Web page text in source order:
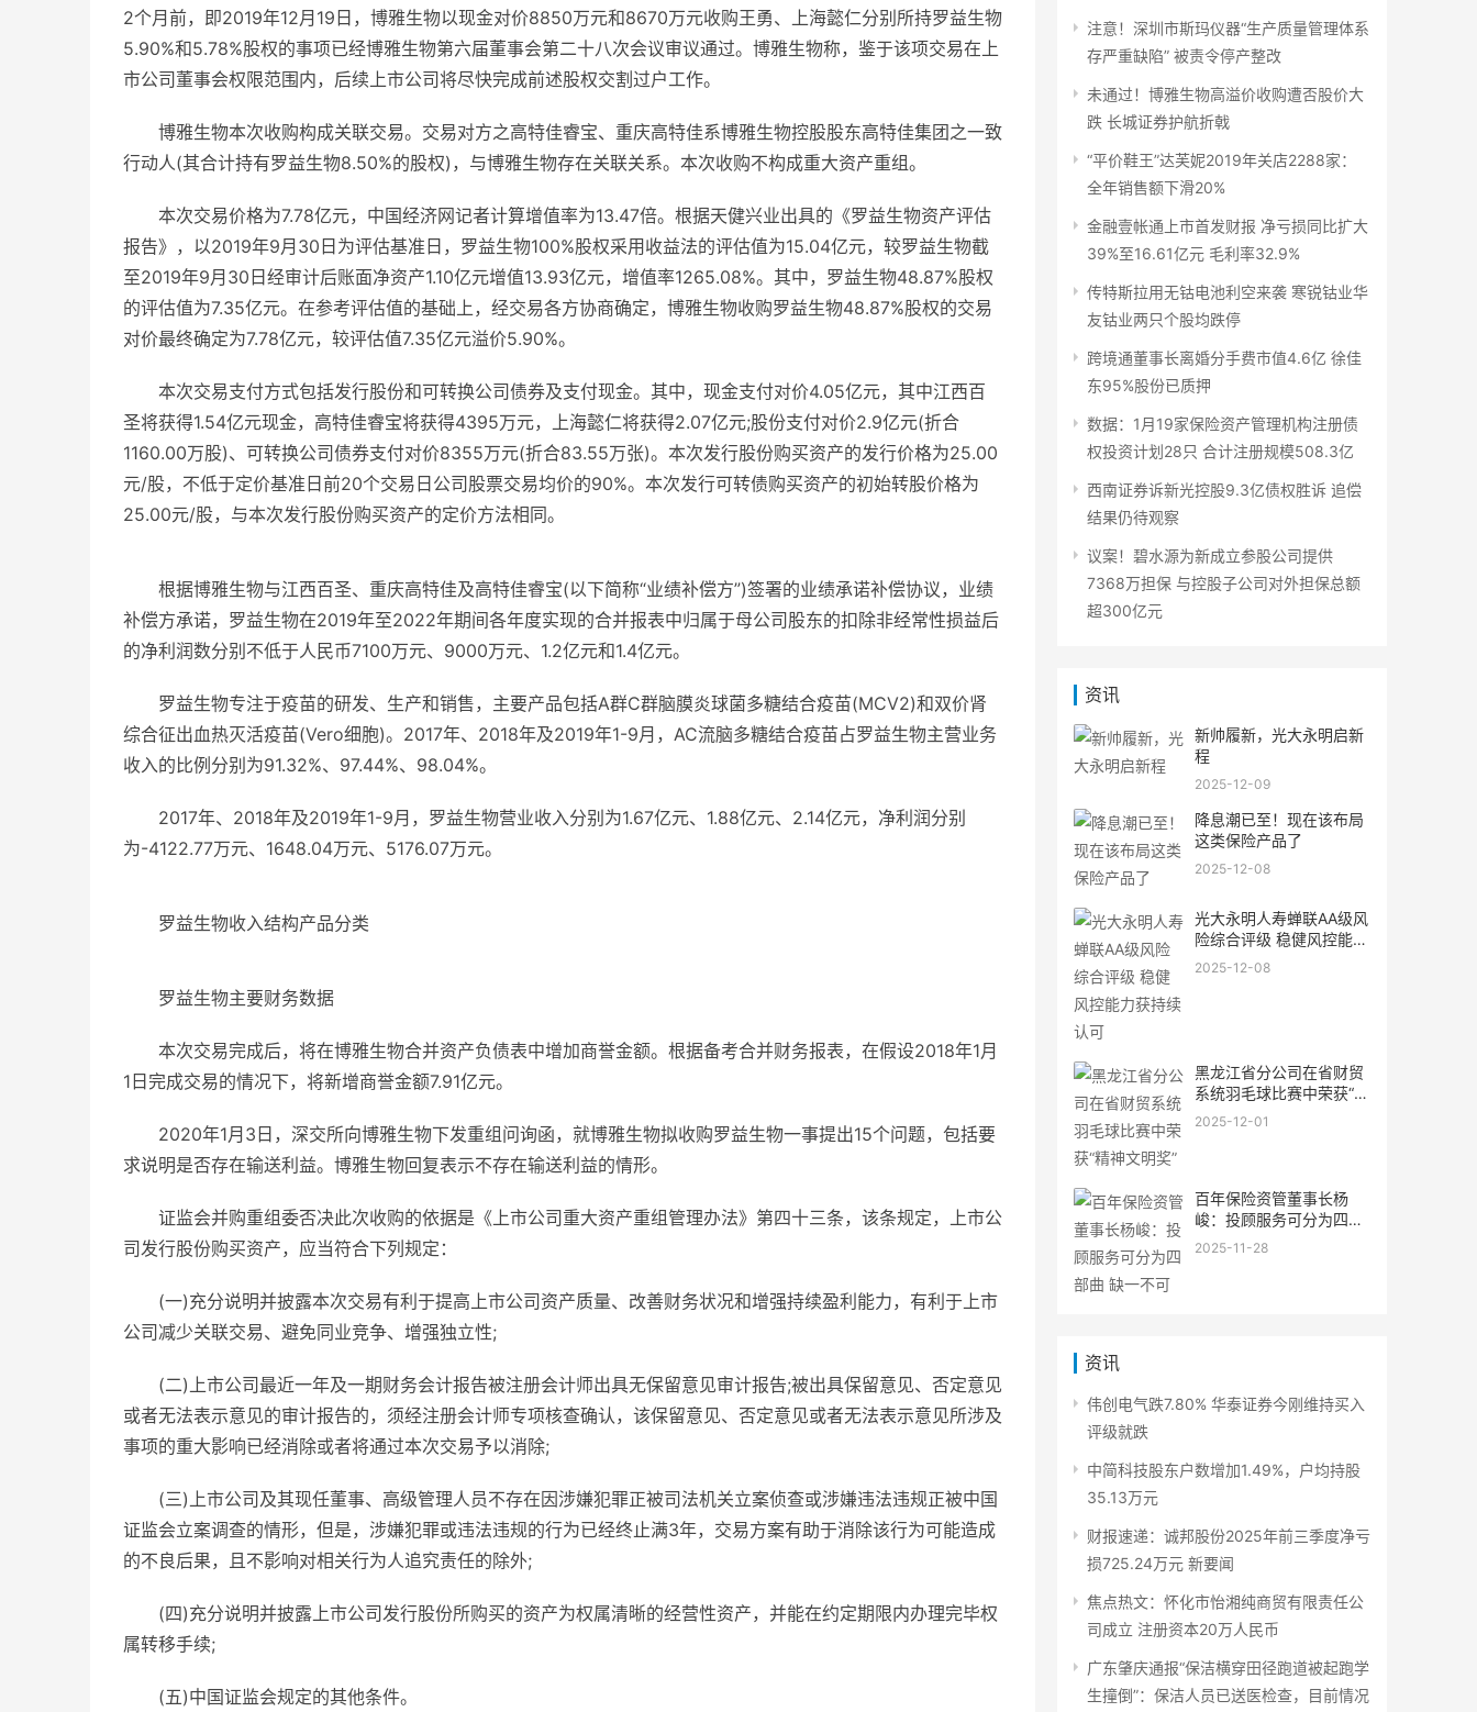
2个月前，即2019年12月19日，博雅生物以现金对价8850万元和8670万元收购王勇、上海懿仁分别所持罗益生物
5.90%和5.78%股权的事项已经博雅生物第六届董事会第二十八次会议审议通过。博雅生物称，鉴于该项交易在上
市公司董事会权限范围内，后续上市公司将尽快完成前述股权交割过户工作。
博雅生物本次收购构成关联交易。交易对方之高特佳睿宝、重庆高特佳系博雅生物控股股东高特佳集团之一致
行动人(其合计持有罗益生物8.50%的股权)，与博雅生物存在关联关系。本次收购不构成重大资产重组。
本次交易价格为7.78亿元，中国经济网记者计算增值率为13.47倍。根据天健兴业出具的《罗益生物资产评估
报告》，以2019年9月30日为评估基准日，罗益生物100%股权采用收益法的评估值为15.04亿元，较罗益生物截
至2019年9月30日经审计后账面净资产1.10亿元增值13.93亿元，增值率1265.08%。其中，罗益生物48.87%股权
的评估值为7.35亿元。在参考评估值的基础上，经交易各方协商确定，博雅生物收购罗益生物48.87%股权的交易
对价最终确定为7.78亿元，较评估值7.35亿元溢价5.90%。
本次交易支付方式包括发行股份和可转换公司债券及支付现金。其中，现金支付对价4.05亿元，其中江西百
圣将获得1.54亿元现金，高特佳睿宝将获得4395万元，上海懿仁将获得2.07亿元;股份支付对价2.9亿元(折合
1160.00万股)、可转换公司债券支付对价8355万元(折合83.55万张)。本次发行股份购买资产的发行价格为25.00
元/股，不低于定价基准日前20个交易日公司股票交易均价的90%。本次发行可转债购买资产的初始转股价格为
25.00元/股，与本次发行股份购买资产的定价方法相同。
根据博雅生物与江西百圣、重庆高特佳及高特佳睿宝(以下简称“业绩补偿方”)签署的业绩承诺补偿协议，业绩
补偿方承诺，罗益生物在2019年至2022年期间各年度实现的合并报表中归属于母公司股东的扣除非经常性损益后
的净利润数分别不低于人民币7100万元、9000万元、1.2亿元和1.4亿元。
罗益生物专注于疫苗的研发、生产和销售，主要产品包括A群C群脑膜炎球菌多糖结合疫苗(MCV2)和双价肾
综合征出血热灭活疫苗(Vero细胞)。2017年、2018年及2019年1-9月，AC流脑多糖结合疫苗占罗益生物主营业务
收入的比例分别为91.32%、97.44%、98.04%。
2017年、2018年及2019年1-9月，罗益生物营业收入分别为1.67亿元、1.88亿元、2.14亿元，净利润分别
为-4122.77万元、1648.04万元、5176.07万元。
罗益生物收入结构产品分类
罗益生物主要财务数据
本次交易完成后，将在博雅生物合并资产负债表中增加商誉金额。根据备考合并财务报表，在假设2018年1月
1日完成交易的情况下，将新增商誉金额7.91亿元。
2020年1月3日，深交所向博雅生物下发重组问询函，就博雅生物拟收购罗益生物一事提出15个问题，包括要
求说明是否存在输送利益。博雅生物回复表示不存在输送利益的情形。
证监会并购重组委否决此次收购的依据是《上市公司重大资产重组管理办法》第四十三条，该条规定，上市公
司发行股份购买资产，应当符合下列规定：
(一)充分说明并披露本次交易有利于提高上市公司资产质量、改善财务状况和增强持续盈利能力，有利于上市
公司减少关联交易、避免同业竞争、增强独立性;
(二)上市公司最近一年及一期财务会计报告被注册会计师出具无保留意见审计报告;被出具保留意见、否定意见
或者无法表示意见的审计报告的，须经注册会计师专项核查确认，该保留意见、否定意见或者无法表示意见所涉及
事项的重大影响已经消除或者将通过本次交易予以消除;
(三)上市公司及其现任董事、高级管理人员不存在因涉嫌犯罪正被司法机关立案侦查或涉嫌违法违规正被中国
证监会立案调查的情形，但是，涉嫌犯罪或违法违规的行为已经终止满3年，交易方案有助于消除该行为可能造成
的不良后果，且不影响对相关行为人追究责任的除外;
(四)充分说明并披露上市公司发行股份所购买的资产为权属清晰的经营性资产，并能在约定期限内办理完毕权
属转移手续;
(五)中国证监会规定的其他条件。
注意！深圳市斯玛仪器“生产质量管理体系
存严重缺陷” 被责令停产整改
未通过！博雅生物高溢价收购遭否股价大
跌 长城证券护航折戟
“平价鞋王”达芙妮2019年关店2288家：
全年销售额下滑20%
金融壹帐通上市首发财报 净亏损同比扩大
39%至16.61亿元 毛利率32.9%
传特斯拉用无钴电池利空来袭 寒锐钴业华
友钴业两只个股均跌停
跨境通董事长离婚分手费市值4.6亿 徐佳
东95%股份已质押
数据：1月19家保险资产管理机构注册债
权投资计划28只 合计注册规模508.3亿
西南证券诉新光控股9.3亿债权胜诉 追偿
结果仍待观察
议案！碧水源为新成立参股公司提供
7368万担保 与控股子公司对外担保总额
超300亿元
资讯
新帅履新，光大永明启新
程
2025-12-09
降息潮已至！现在该布局
这类保险产品了
2025-12-08
光大永明人寿蝉联AA级风
险综合评级 稳健风控能力
获持续认可
2025-12-08
黑龙江省分公司在省财贸
系统羽毛球比赛中荣获“精
神文明奖”
2025-12-01
百年保险资管董事长杨
峻：投顾服务可分为四部
曲 缺一不可
2025-11-28
资讯
伟创电气跌7.80% 华泰证券今刚维持买入
评级就跌
中简科技股东户数增加1.49%，户均持股
35.13万元
财报速递：诚邦股份2025年前三季度净亏
损725.24万元 新要闻
焦点热文：怀化市怡湘纯商贸有限责任公
司成立 注册资本20万人民币
广东肇庆通报“保洁横穿田径跑道被起跑学
生撞倒”：保洁人员已送医检查，目前情况